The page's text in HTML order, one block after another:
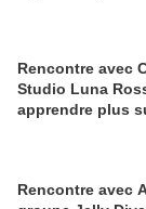
Rencontre avec
Studio Luna
apprendre plus
Rencontre avec